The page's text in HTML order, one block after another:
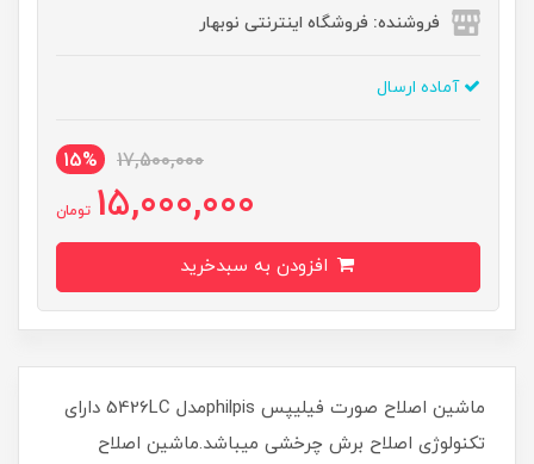
فروشنده: فروشگاه اینترنتی نوبهار
آماده ارسال
17,500,000
15%
15,000,000 تومان
ماشین اصلاح صورت فیلیپس philpisمدل 5426LC دارای
تکنولوژی اصلاح برش چرخشی میباشد.ماشین اصلاح